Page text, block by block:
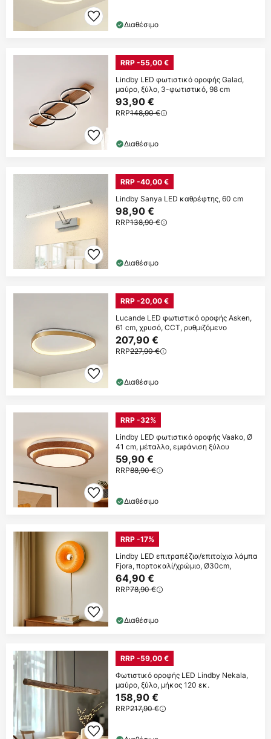
Διαθέσιμο
RRP -55,00 €
Lindby LED φωτιστικό οροφής Galad,
μαύρο, ξύλο, 3-φωτιστικό, 98 cm
93,90 €
RRP148,90 €
Διαθέσιμο
RRP -40,00 €
Lindby Sanya LED καθρέφτης, 60 cm
98,90 €
RRP138,90 €
Διαθέσιμο
RRP -20,00 €
Lucande LED φωτιστικό οροφής Asken,
61 cm, χρυσό, CCT, ρυθμιζόμενο
207,90 €
RRP227,90 €
Διαθέσιμο
RRP -32%
Lindby LED φωτιστικό οροφής Vaako, Ø
41 cm, μέταλλο, εμφάνιση ξύλου
59,90 €
RRP88,90 €
Διαθέσιμο
RRP -17%
Lindby LED επιτραπέζια/επιτοίχια λάμπα
Fjora, πορτοκαλί/χρώμιο, Ø30cm,
64,90 €
RRP78,90 €
Διαθέσιμο
RRP -59,00 €
Φωτιστικό οροφής LED Lindby Nekala,
μαύρο, ξύλο, μήκος 120 εκ.
158,90 €
RRP217,90 €